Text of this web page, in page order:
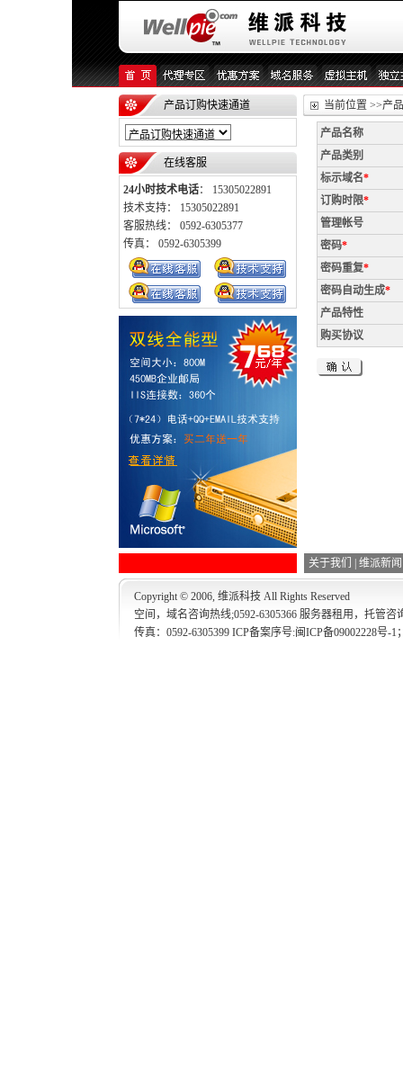
产品订购快速通道
在线客服
24小时技术电话： 15305022891
技术支持： 15305022891
客服热线： 0592-6305377
传真： 0592-6305399
当前位置 >>产
产品名称
产品类别
标示域名*
订购时限*
管理帐号
密码*
密码重复*
密码自动生成*
产品特性
购买协议
关于我们 |维派新闻
Copyright © 2006, 维派科技 All Rights Reserved
空间，域名咨询热线;0592-6305366 服务器租用，托管咨
传真：0592-6305399 ICP备案序号:闽ICP备09002228号-1